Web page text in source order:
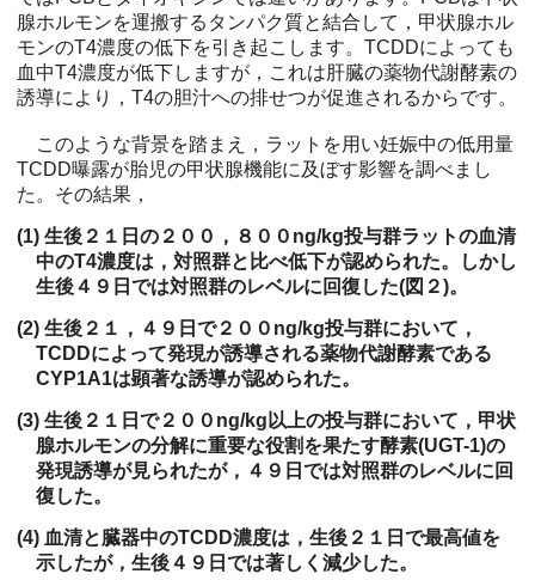
腺ホルモンを運搬するタンパク質と結合して，甲状腺ホル
モンのT4濃度の低下を引き起こします。TCDDによっても
血中T4濃度が低下しますが，これは肝臓の薬物代謝酵素の
誘導により，T4の胆汁への排せつが促進されるからです。
このような背景を踏まえ，ラットを用い妊娠中の低用量
TCDD曝露が胎児の甲状腺機能に及ぼす影響を調べまし
た。その結果，
(1) 生後２１日の２００，８００ng/kg投与群ラットの血清
中のT4濃度は，対照群と比べ低下が認められた。しかし
生後４９日では対照群のレベルに回復した(図２)。
(2) 生後２１，４９日で２００ng/kg投与群において，
TCDDによって発現が誘導される薬物代謝酵素である
CYP1A1は顕著な誘導が認められた。
(3) 生後２１日で２００ng/kg以上の投与群において，甲状
腺ホルモンの分解に重要な役割を果たす酵素(UGT-1)の
発現誘導が見られたが，４９日では対照群のレベルに回
復した。
(4) 血清と臓器中のTCDD濃度は，生後２１日で最高値を
示したが，生後４９日では著しく減少した。